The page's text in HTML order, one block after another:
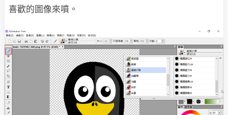
喜歡的圖像來噴。